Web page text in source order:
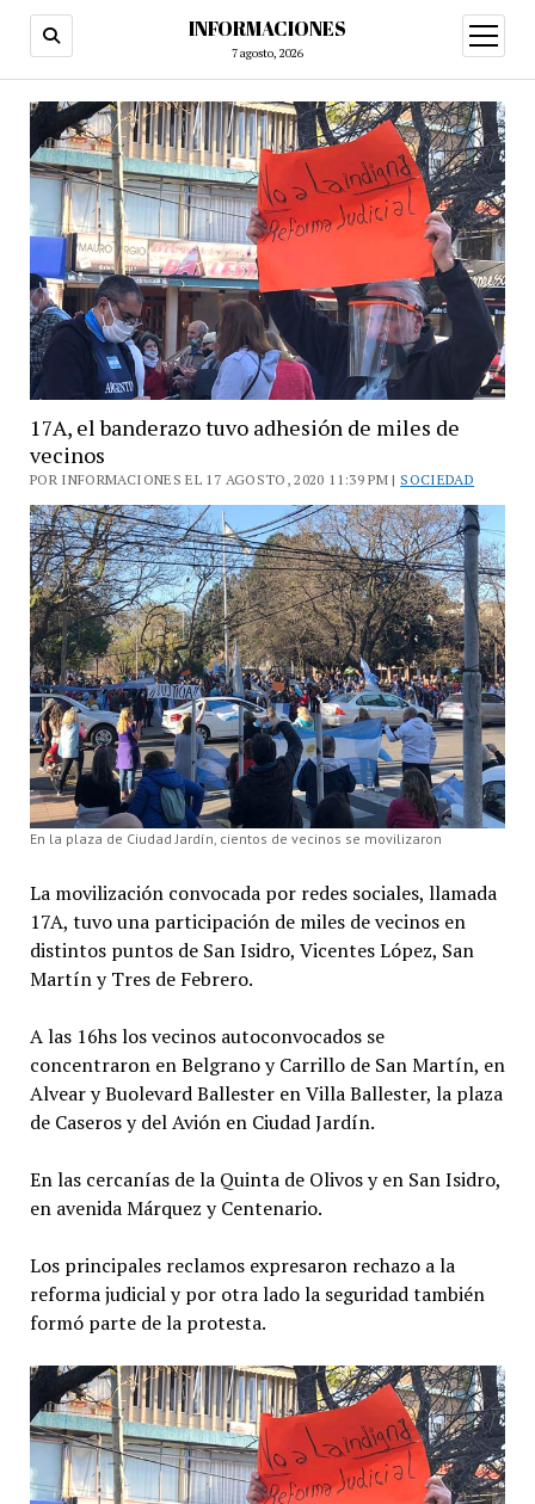
INFORMACIONES
7 agosto, 2026
abrir
menú
17A, el banderazo tuvo adhesión de miles de
vecinos
POR INFORMACIONES EL 17 AGOSTO, 2020 11:39 PM | SOCIEDAD
En la plaza de Ciudad Jardín, cientos de vecinos se movilizaron
La movilización convocada por redes sociales, llamada
17A, tuvo una participación de miles de vecinos en
distintos puntos de San Isidro, Vicentes López, San
Martín y Tres de Febrero.
A las 16hs los vecinos autoconvocados se
concentraron en Belgrano y Carrillo de San Martín, en
Alvear y Buolevard Ballester en Villa Ballester, la plaza
de Caseros y del Avión en Ciudad Jardín.
En las cercanías de la Quinta de Olivos y en San Isidro,
en avenida Márquez y Centenario.
Los principales reclamos expresaron rechazo a la
reforma judicial y por otra lado la seguridad también
formó parte de la protesta.